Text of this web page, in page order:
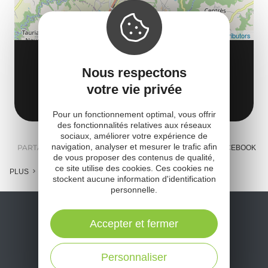
TERRE SÉGALA
Z.I de l'Issart
12800 Naucelle
Obtenir l'itinéraire
Leaflet| Map data © OpenStreetMap contributors
PARTAGER : E-MAIL MESSENGER FACEBOOK
PLUS
Nous respectons
votre vie privée
Pour un fonctionnement optimal, vous offrir
des fonctionnalités relatives aux réseaux
sociaux, améliorer votre expérience de
navigation, analyser et mesurer le trafic afin
de vous proposer des contenus de qualité,
ce site utilise des cookies. Ces cookies ne
stockent aucune information d'identification
personnelle.
Personnaliser
Accepter et fermer